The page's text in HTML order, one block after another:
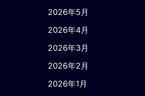
2026年5月
2026年4月
2026年3月
2026年2月
2026年1月